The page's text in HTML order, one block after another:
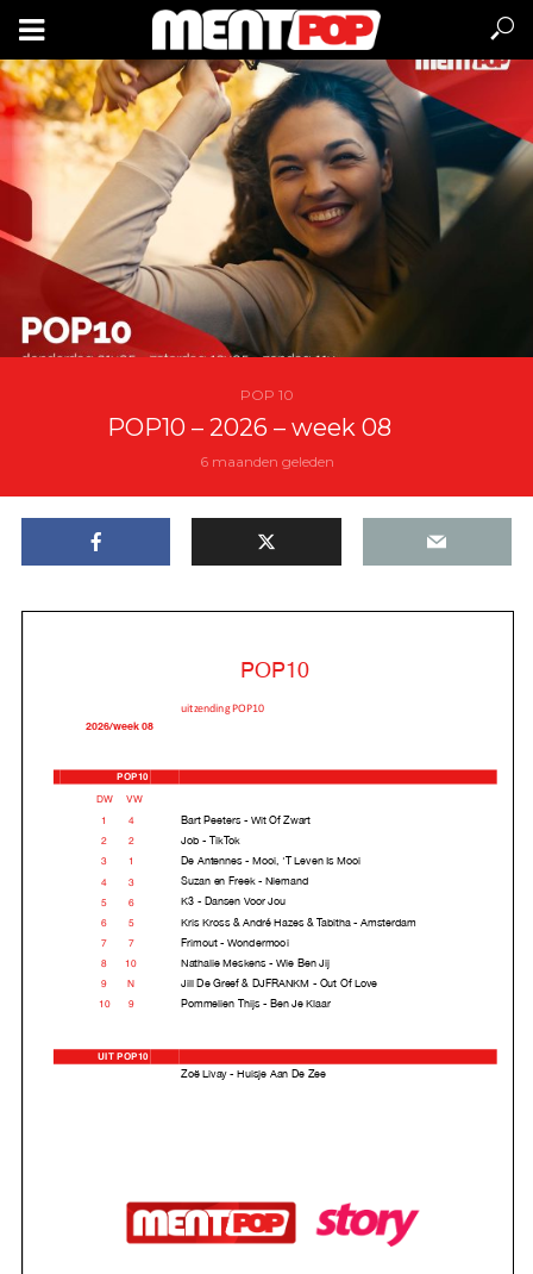
POP 10
POP10 – 2026 – week 08
6 maanden geleden